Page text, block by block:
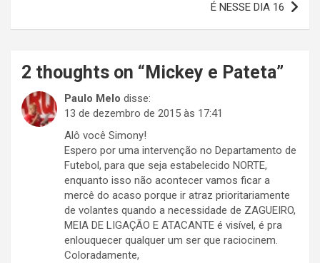
É NESSE DIA 16
2 thoughts on “ Mickey e Pateta”
Paulo Melo disse:
13 de dezembro de 2015 às 17:41
Alô você Simony!
Espero por uma intervenção no Departamento de
Futebol, para que seja estabelecido NORTE,
enquanto isso não acontecer vamos ficar a
mercê do acaso porque ir atraz prioritariamente
de volantes quando a necessidade de ZAGUEIRO,
MEIA DE LIGAÇÃO E ATACANTE é visível, é pra
enlouquecer qualquer um ser que raciocinem.
Coloradamente,